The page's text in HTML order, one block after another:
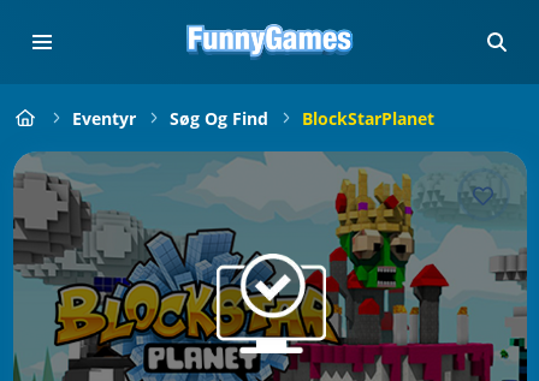
Eventyr Søg Og Find BlockStarPlanet